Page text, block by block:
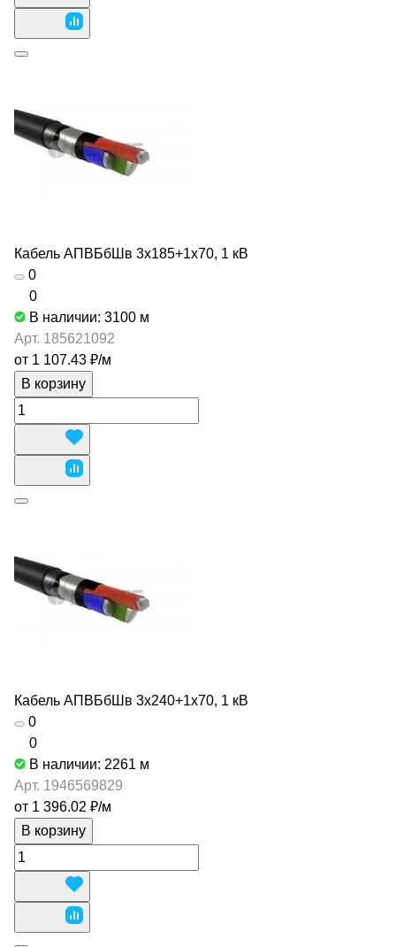
Кабель АПВБбШв 3х185+1х70, 1 кВ
0
0
В наличии: 3100 м
Арт. 185621092
от 1 107.43 ₽/м
В корзину
Кабель АПВБбШв 3х240+1х70, 1 кВ
0
0
В наличии: 2261 м
Арт. 1946569829
от 1 396.02 ₽/м
В корзину